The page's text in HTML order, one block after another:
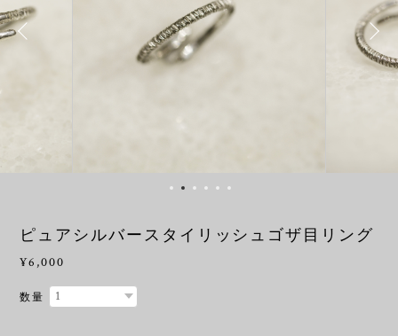
ピュアシルバースタイリッシュゴザ目リング
¥6,000
数量